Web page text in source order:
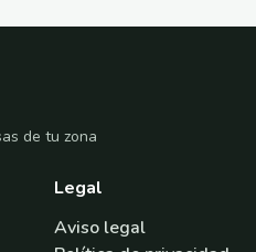
de tu zona
Legal
Aviso legal